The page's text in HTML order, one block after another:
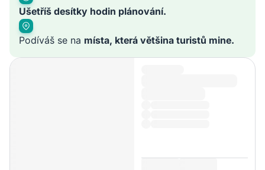
Ušetříš desítky hodin plánování.
Podíváš se na místa, která většina turistů mine.